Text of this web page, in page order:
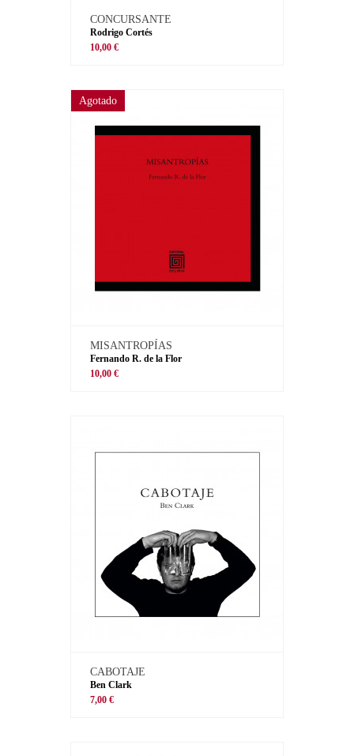
CONCURSANTE
Rodrigo Cortés
10,00 €
Agotado
MISANTROPÍAS
Fernando R. de la Flor
10,00 €
CABOTAJE
Ben Clark
7,00 €